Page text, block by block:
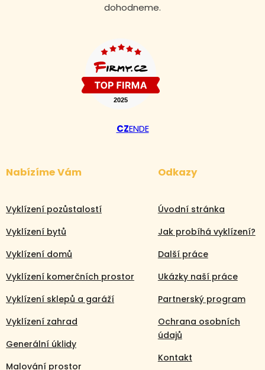
dohodneme.
Volejte nonstop
+420 608 105 106
CZENDE
Nabízíme Vám
Vyklízení pozůstalostí
Vyklízení bytů
Vyklízení domů
Vyklízení komerčních prostor
Vyklízení sklepů a garáží
Vyklízení zahrad
Generální úklidy
Malování prostor
Odkazy
Úvodní stránka
Jak probíhá vyklízení?
Další práce
Ukázky naší práce
Partnerský program
Ochrana osobních
údajů
Kontakt